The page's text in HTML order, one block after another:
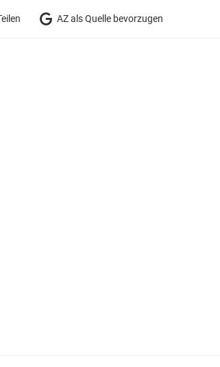
AZ als Quelle bevorzugen